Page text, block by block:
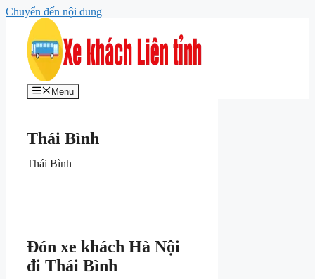
Chuyển đến nội dung
Menu
Thái Bình
Thái Bình
Đón xe khách Hà Nội
đi Thái Bình